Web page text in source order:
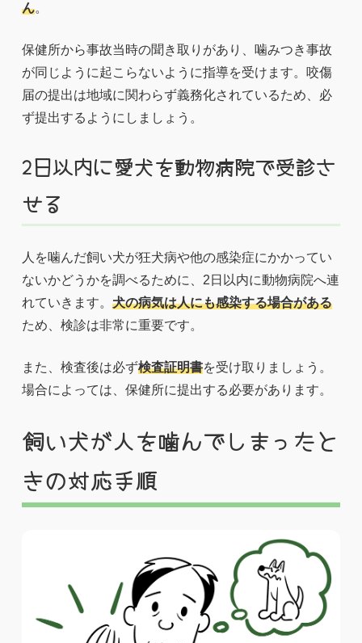
ん。
保健所から事故当時の聞き取りがあり、噛みつき事故
が同じように起こらないように指導を受けます。咬傷
届の提出は地域に関わらず義務化されているため、必
ず提出するようにしましょう。
2日以内に愛犬を動物病院で受診さ
せる
人を噛んだ飼い犬が狂犬病や他の感染症にかかってい
ないかどうかを調べるために、2日以内に動物病院へ連
れていきます。 犬の病気は人にも感染する場合がある
ため、検診は非常に重要です。
また、検査後は必ず検査証明書を受け取りましょう。
場合によっては、保健所に提出する必要があります。
飼い犬が人を噛んでしまったと
きの対応手順